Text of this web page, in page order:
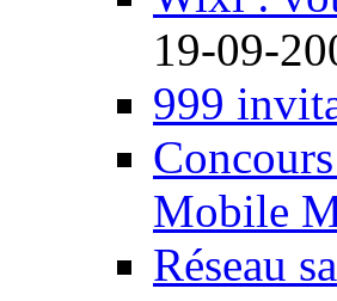
19-09-
999
Mobile
Réseau